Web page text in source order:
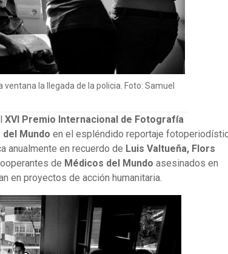
la llegada de la policia. Foto: Samuel
XVI Premio Internacional de Fotografía
Mundo en el espléndido reportaje
anualmente en recuerdo de Luis Valtueña, Flors
de Médicos del Mundo asesinados en
en proyectos de acción humanitaria.